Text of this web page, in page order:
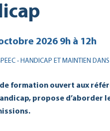
2026 9h à 12h
- HANDICAP ET MAINTIEN DANS
formation ouvert aux
propose d’aborder